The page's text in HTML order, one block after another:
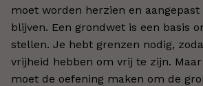
moet worden herzien en
blijven. Een grondwet is een basis
stellen. Je hebt grenzen nodig,
vrijheid hebben om vrij te zijn.
moet de oefening maken om de